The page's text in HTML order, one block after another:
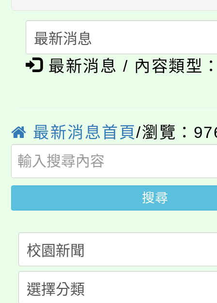
代理(課)教師甄選結果(
轉知中國文化大學推廣
《TA101》溝通分析基
程，歡迎學生輔導中心
淨零綠生活教案入校路
會
115年食農教育專業人
版
公告本校115學年度第
代理(課)教師甄選結果(
「2026金融保險知識
車」活動
桃園市115學年度學生
生本土語及新住民語歌
公告本校115學年度第
代理(課)教師甄選結果(
代理(課)教師甄選結果(
轉知中國文化大學推廣
《TA101》溝通分析基
最新消息 / 內容類型
最新消息首頁/瀏覽：
搜尋